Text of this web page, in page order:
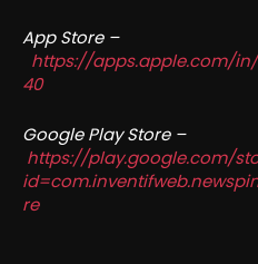
App Store –
https://apps.apple.com/
40
Google Play Store –
https://play.google.com/
re